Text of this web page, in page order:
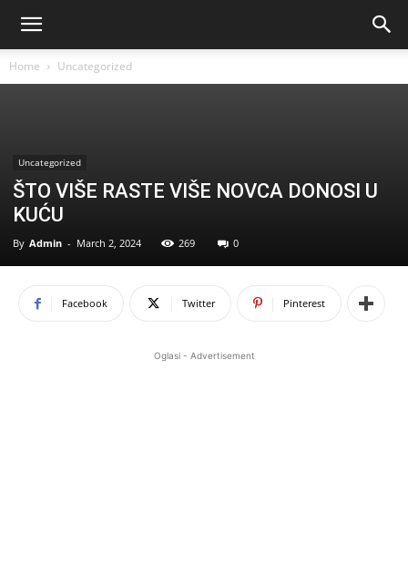
Home Uncategorized
Uncategorized
ŠTO VIŠE RASTE VIŠE NOVCA DONOSI U
KUĆU
By Admin - March 2, 2024 269 0
Facebook Twitter Pinterest
Oglasi - Advertisement